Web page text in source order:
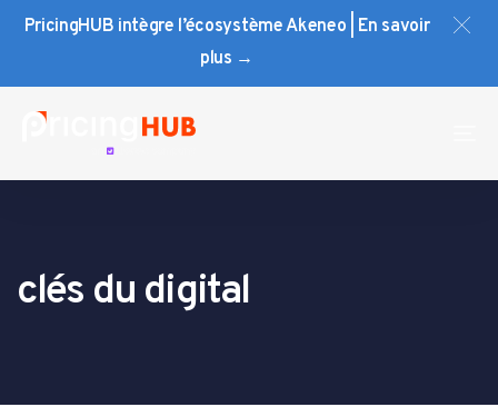
PricingHUB intègre l’écosystème Akeneo | En savoir
plus →
Skip
Skip
Skip
content
clés du digital